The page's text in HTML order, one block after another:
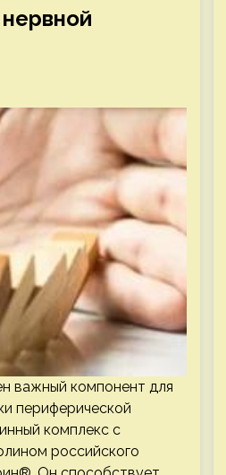
важный компонент для
периферической
комплекс с
российского